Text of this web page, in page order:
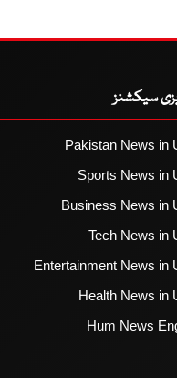
سیکشنز
Pakistan News in
Sports News in
Business News in
Tech News in
Entertainment News in
Health News in
Hum News